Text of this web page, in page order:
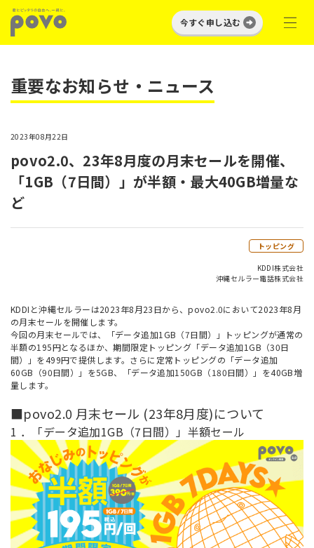
今すぐ申し込む
重要なお知らせ・ニュース
2023年08月22日
povo2.0、23年8月度の月末セールを開催、
「1GB（7日間）」が半額・最大40GB増量な
ど
トッピング
KDDI株式会社
沖縄セルラー電話株式会社
KDDIと沖縄セルラーは2023年8月23日から、povo2.0において2023年8月
の月末セールを開催します。
今回の月末セールでは、「データ追加1GB（7日間）」トッピングが通常の
半額の195円となるほか、期間限定トッピング「データ追加1GB（30日
間）」を499円で提供します。さらに定常トッピングの「データ追加
60GB（90日間）」を5GB、「データ追加150GB（180日間）」を40GB増
量します。
■povo2.0 月末セール (23年8月度)について
1 ．「データ追加1GB（7日間）」半額セール